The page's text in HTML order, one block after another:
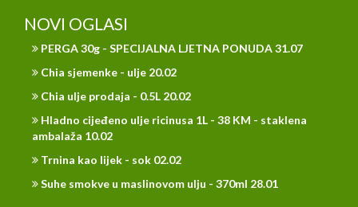
NOVI OGLASI
PERGA 30g - SPECIJALNA LJETNA PONUDA 31.07
Chia sjemenke - ulje 20.02
Chia ulje prodaja - 0.5L 20.02
Hladno cijeđeno ulje ricinusa 1L - 38 KM - staklena
ambalaža 10.02
Trnina kao lijek - sok 02.02
Suhe smokve u maslinovom ulju - 370ml 28.01